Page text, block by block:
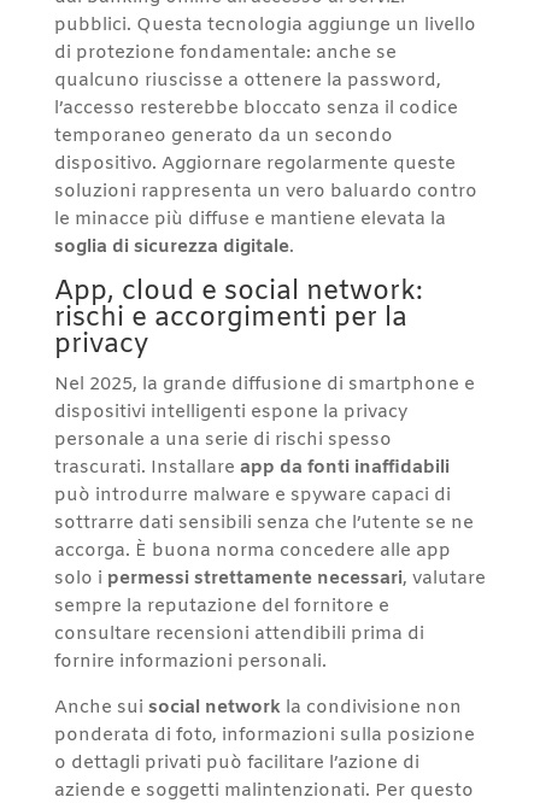
pubblici. Questa tecnologia aggiunge un livello
di protezione fondamentale: anche se
qualcuno riuscisse a ottenere la password,
l’accesso resterebbe bloccato senza il codice
temporaneo generato da un secondo
dispositivo. Aggiornare regolarmente queste
soluzioni rappresenta un vero baluardo contro
le minacce più diffuse e mantiene elevata la
soglia di sicurezza digitale.
App, cloud e social network:
rischi e accorgimenti per la
privacy
Nel 2025, la grande diffusione di smartphone e
dispositivi intelligenti espone la privacy
personale a una serie di rischi spesso
trascurati. Installare app da fonti inaffidabili
può introdurre malware e spyware capaci di
sottrarre dati sensibili senza che l’utente se ne
accorga. È buona norma concedere alle app
solo i permessi strettamente necessari, valutare
sempre la reputazione del fornitore e
consultare recensioni attendibili prima di
fornire informazioni personali.
Anche sui social networkla condivisione non
ponderata di foto, informazioni sulla posizione
o dettagli privati può facilitare l’azione di
aziende e soggetti malintenzionati. Per questo